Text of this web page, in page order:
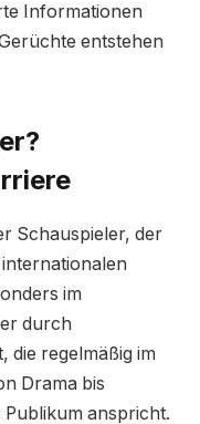
Informationen
entstehen
Schauspieler, der
im
durch
die regelmäßig im
Drama bis
anspricht.